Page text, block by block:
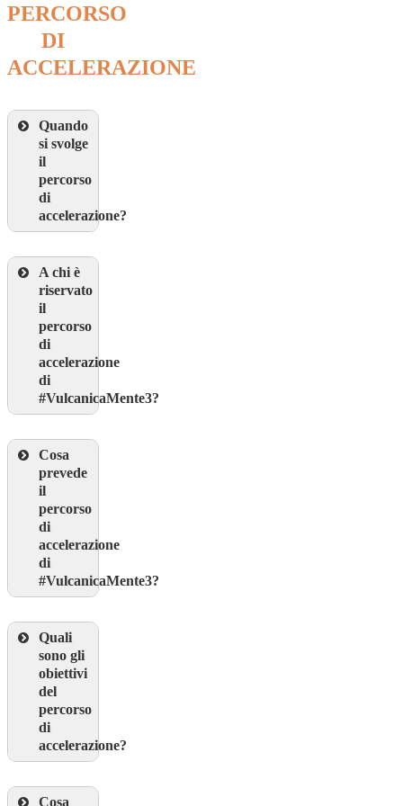
PERCORSO
DI
ACCELERAZIONE
Quando
si svolge
il
percorso
di
accelerazione?
A chi è
riservato
il
percorso
di
accelerazione
di
#VulcanicaMente3?
Cosa
prevede
il
percorso
di
accelerazione
di
#VulcanicaMente3?
Quali
sono gli
obiettivi
del
percorso
di
accelerazione?
Cosa